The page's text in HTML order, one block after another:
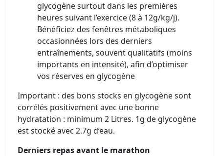
glycogène surtout dans les premières
heures suivant l’exercice (8 à 12g/kg/j).
Bénéficiez des fenêtres métaboliques
occasionnées lors des derniers
entraînements, souvent qualitatifs (moins
importants en intensité), afin d’optimiser
vos réserves en glycogène
Important : des bons stocks en glycogène sont
corrélés positivement avec une bonne
hydratation : minimum 2 Litres. 1g de glycogène
est stocké avec 2.7g d’eau.
Derniers repas avant le marathon